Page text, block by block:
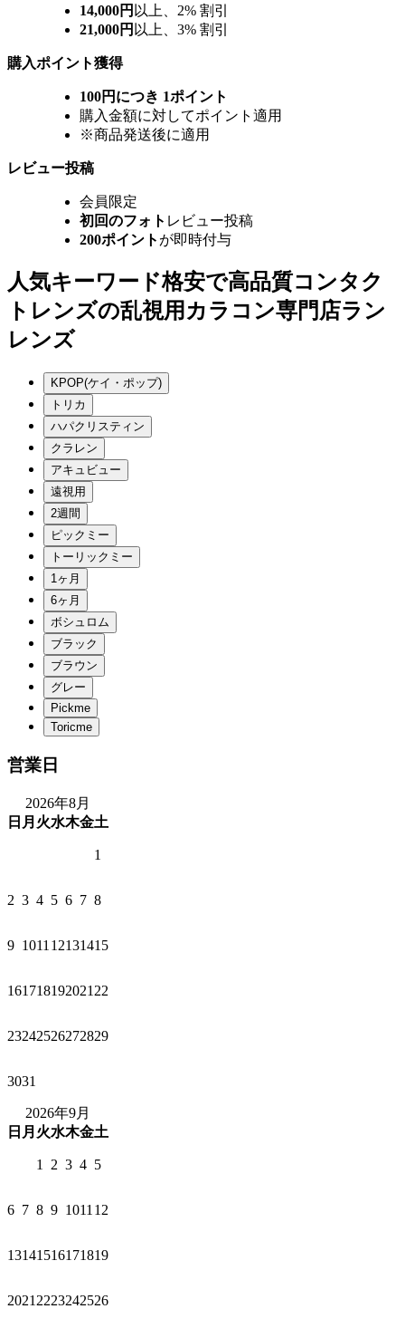
14,000円 以上、 2% 割引
21,000円 以上、 3% 割引
購入ポイント獲得
100円につき 1ポイント
購入金額に対してポイント適用
※商品発送後に適用
レビュー投稿
会員限定
初回のフォト レビュー投稿
200ポイント が即時付与
人気キーワード格安で高品質コンタク
トレンズの乱視用カラコン専門店ラン
レンズ
営業日
2026年8月
日 月 火水木金土
1
2 3 4 5 6 7 8
9 1011 12131415
161718192021 22
23242526272829
3031
2026年9月
日 月 火水木金土
1 2 3 4 5
6 7 8 9 1011 12
13141516171819
2021 2223242526